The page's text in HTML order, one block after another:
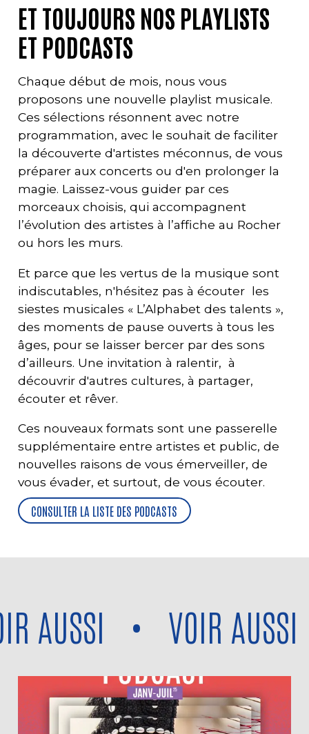
ET TOUJOURS NOS PLAYLISTS
ET PODCASTS
Chaque début de mois, nous vous
proposons une nouvelle playlist musicale.
Ces sélections résonnent avec notre
programmation, avec le souhait de faciliter
la découverte d'artistes méconnus, de vous
préparer aux concerts ou d'en prolonger la
magie. Laissez-vous guider par ces
morceaux choisis, qui accompagnent
l’évolution des artistes à l’affiche au Rocher
ou hors les murs.
Et parce que les vertus de la musique sont
indiscutables, n'hésitez pas à écouter les
siestes musicales « L’Alphabet des talents »,
des moments de pause ouverts à tous les
âges, pour se laisser bercer par des sons
d’ailleurs. Une invitation à ralentir, à
découvrir d'autres cultures, à partager,
écouter et rêver.
Ces nouveaux formats sont une passerelle
supplémentaire entre artistes et public, de
nouvelles raisons de vous émerveiller, de
vous évader, et surtout, de vous écouter.
CONSULTER LA LISTE DES PODCASTS
Voir aussi • VOIR AUSSI •